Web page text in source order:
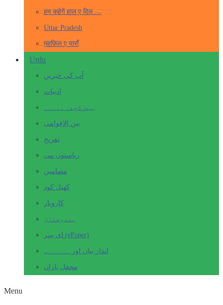
हम कहेगें हाल ए दिल …
Uttar Pradesh
महफ़िल ए याराँ
Urdu
آپ کی خبریں
ادبیات
بہت کچھ۔ ۔۔۔۔۔
بین الاقوامی
تفریح
ریاستوں سے
مضامین
کھیل کود
کاروبار
ہندوستان
ای پیپر (ePaper)
انداز بیاں اور۔۔۔۔۔۔۔
محفل یاراں
Menu